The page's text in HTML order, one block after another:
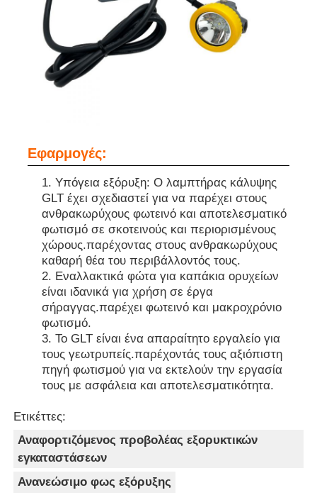
Εφαρμογές:
Υπόγεια εξόρυξη: Ο λαμπτήρας κάλυψης
GLT έχει σχεδιαστεί για να παρέχει στους
ανθρακωρύχους φωτεινό και αποτελεσματικό
φωτισμό σε σκοτεινούς και περιορισμένους
χώρους.παρέχοντας στους ανθρακωρύχους
καθαρή θέα του περιβάλλοντός τους.
Εναλλακτικά φώτα για καπάκια ορυχείων
είναι ιδανικά για χρήση σε έργα
σήραγγας.παρέχει φωτεινό και μακροχρόνιο
φωτισμό.
Το GLT είναι ένα απαραίτητο εργαλείο για
τους γεωτρυπείς.παρέχοντάς τους αξιόπιστη
πηγή φωτισμού για να εκτελούν την εργασία
τους με ασφάλεια και αποτελεσματικότητα.
Ετικέττες:
Αναφορτιζόμενος προβολέας εξορυκτικών
εγκαταστάσεων
Ανανεώσιμο φως εξόρυξης